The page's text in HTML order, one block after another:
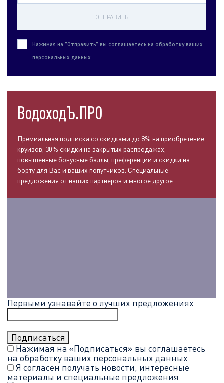
ОТПРАВИТЬ
Нажимая на "Отправить" вы соглашаетесь на обработку ваших
персональных данных
ВодоходЪ.ПРО
Премиальная подписка со скидками до 8% на приобретение
круизов, 30% скидки на закрытых распродажах,
повышенные бонусные баллы, преференции и скидки на
борту для Вас и ваших попутчиков. Специальные
предложения от наших партнеров и многое другое.
Первыми узнавайте о лучших предложениях
Нажимая на «Подписаться» вы соглашаетесь
на обработку ваших персональных данных
Я согласен получать новости, интересные
материалы и специальные предложения